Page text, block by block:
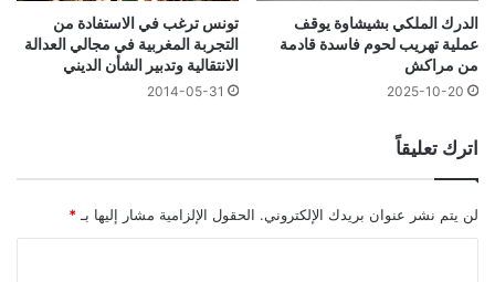
الدرك الملكي بشيشاوة يوقف
عملية تهريب لحوم فاسدة قادمة
من مراكش
2025-10-20
تونس ترغب في الاستفادة من
التجربة المغربية في مجالي العدالة
الانتقالية وتدبير الشأن الديني
2014-05-31
اترك تعليقاً
لن يتم نشر عنوان بريدك الإلكتروني. الحقول الإلزامية مشار إليها بـ *